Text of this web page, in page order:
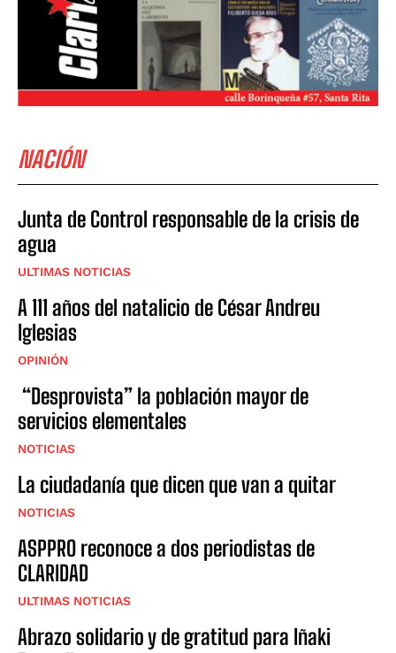
NACIÓN
Junta de Control responsable de la crisis de
agua
ULTIMAS NOTICIAS
A 111 años del natalicio de César Andreu
Iglesias
OPINIÓN
“Desprovista” la población mayor de
servicios elementales
NOTICIAS
La ciudadanía que dicen que van a quitar
NOTICIAS
ASPPRO reconoce a dos periodistas de
CLARIDAD
ULTIMAS NOTICIAS
Abrazo solidario y de gratitud para Iñaki